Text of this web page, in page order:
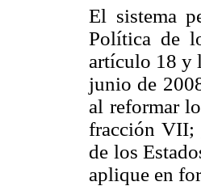
El sistema
Política de
artículo 18 y
junio de
al reformar
fracción VII;
de los
aplique en